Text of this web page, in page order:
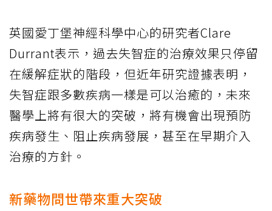
英國愛丁堡神經科學中心的研究者Clare
Durrant表示，過去失智症的治療效果只停留
在緩解症狀的階段，但近年研究證據表明，
失智症跟多數疾病一樣是可以治癒的，未來
醫學上將有很大的突破，將有機會出現預防
疾病發生、阻止疾病發展，甚至在早期介入
治療的方針。
新藥物問世帶來重大突破